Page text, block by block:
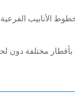
الأنابيب